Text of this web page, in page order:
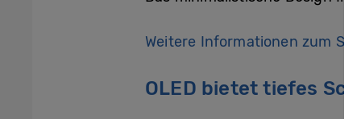
Weitere Informationen zum
OLED bietet tiefes